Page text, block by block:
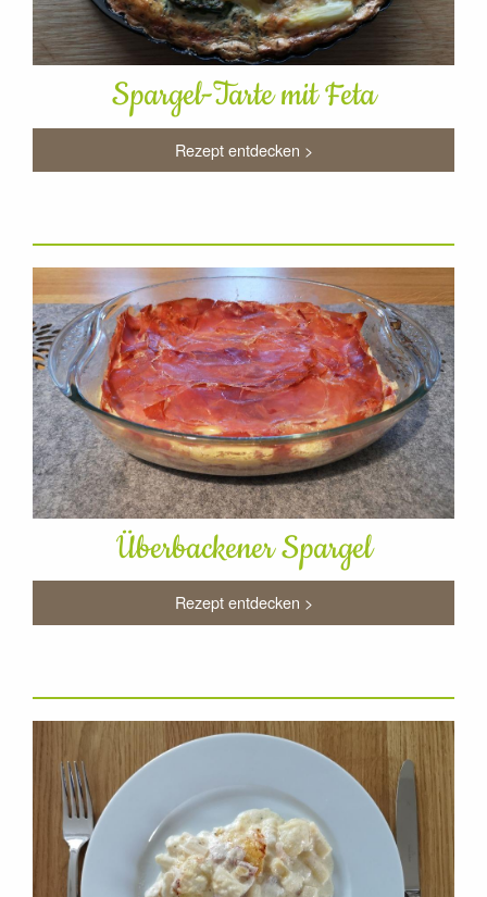
Spargel-Tarte mit Feta
Rezept entdecken >
Überbackener Spargel
Rezept entdecken >